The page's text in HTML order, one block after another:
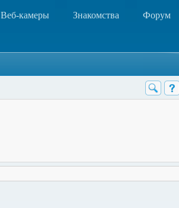
Веб-камеры Знакомства Форум